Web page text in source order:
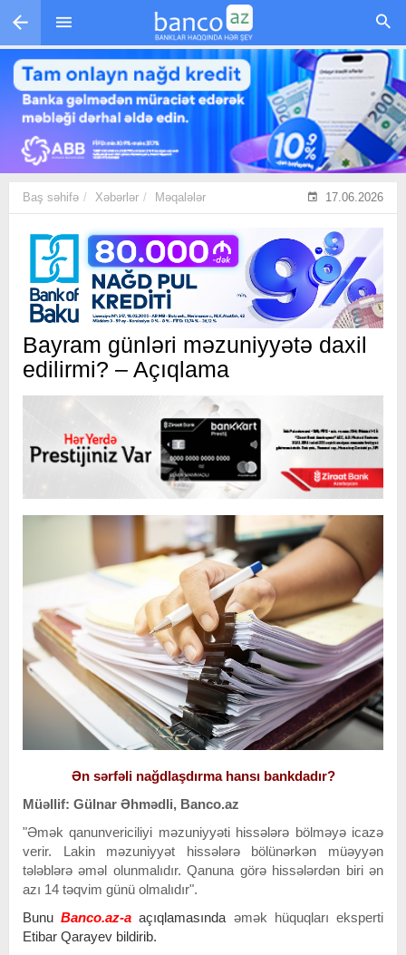
Skip to main content
Baş səhifə Xəbərlər Məqalələr 17.06.2026
Bayram günləri məzuniyyətə daxil
edilirmi? – Açıqlama
Ən sərfəli nağdlaşdırma hansı bankdadır?
Müəllif: Gülnar Əhmədli, Banco.az
"Əmək qanunvericiliyi məzuniyyəti hissələrə bölməyəicazə
verir. Lakin məzuniyyət hissələrə bölünərkən müəyyən
tələblərə əməl olunmalıdır. Qanuna görə hissələrdən biri ən
azı 14 təqvim günü olmalıdır".
BunuBanco.az-a açıqlamasında əmək hüquqları eksperti
Etibar Qarayev bildirib.